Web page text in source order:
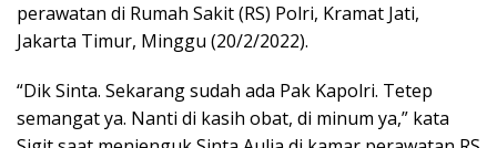
perawatan di Rumah Sakit (RS) Polri, Kramat Jati,
Jakarta Timur, Minggu (20/2/2022).
“Dik Sinta. Sekarang sudah ada Pak Kapolri. Tetep
semangat ya. Nanti di kasih obat, di minum ya,” kata